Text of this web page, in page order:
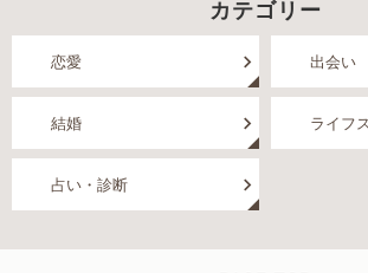
カテゴリー
恋愛 出会い
結婚 ライフ
占い・診断